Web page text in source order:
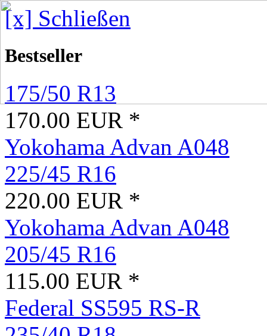
[x] Schließen
Bestseller
175/50 R13
170.00 EUR *
Yokohama Advan A048
225/45 R16
220.00 EUR *
Yokohama Advan A048
205/45 R16
115.00 EUR *
Federal SS595 RS-R